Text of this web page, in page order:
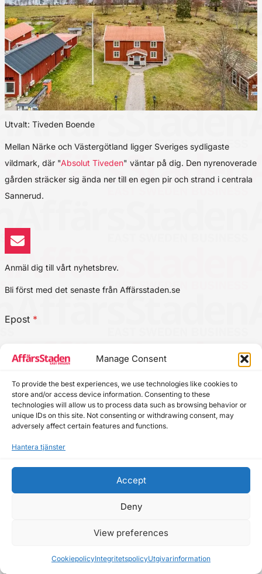
Manage Consent
To provide the best experiences, we use technologies like cookies to
store and/or access device information. Consenting to these
technologies will allow us to process data such as browsing behavior or
unique IDs on this site. Not consenting or withdrawing consent, may
adversely affect certain features and functions.
Hantera tjänster
Accept
Deny
View preferences
CookiepolicyIntegritetspolicyUtgivarinformation
Utvalt: Tiveden Boende
Mellan Närke och Västergötland ligger Sveriges sydligaste
vildmark, där "Absolut Tiveden" väntar på dig. Den nyrenoverade
gården sträcker sig ända ner till en egen pir och strand i centrala
Sannerud.
Anmäl dig till vårt nyhetsbrev.
Bli först med det senaste från Affärsstaden.se
Epost *
Prenumerera
Bifoga din pressrelease!